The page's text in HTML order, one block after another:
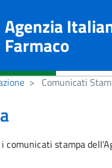
Agenzia
Farmaco
Comunicati
stampa